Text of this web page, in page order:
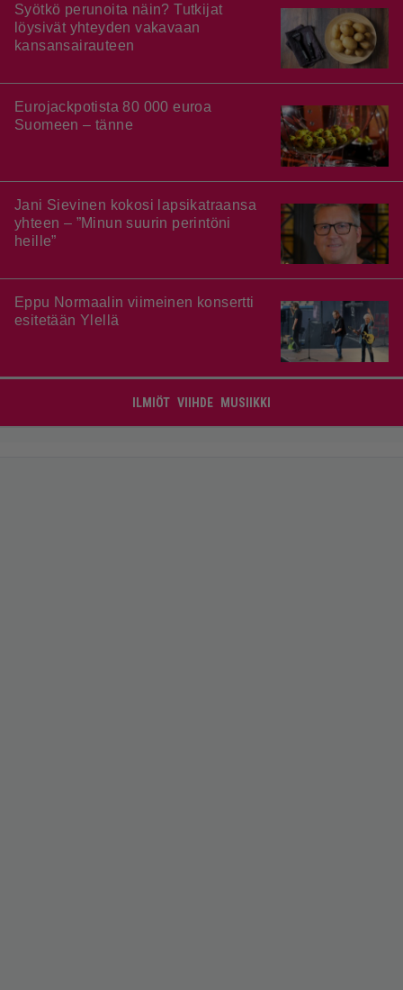
Syötkö perunoita näin? Tutkijat
löysivät yhteyden vakavaan
kansansairauteen
Eurojackpotista 80 000 euroa
Suomeen – tänne
Jani Sievinen kokosi lapsikatraansa
yhteen – ”Minun suurin perintöni
heille”
Eppu Normaalin viimeinen konsertti
esitetään Ylellä
ILMIÖT VIIHDE MUSIIKKI